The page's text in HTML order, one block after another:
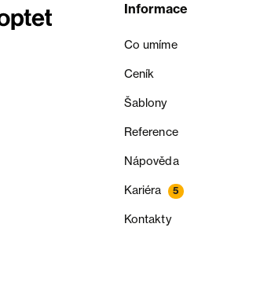
Informace
Co umíme
Ceník
Šablony
Reference
Nápověda
Kariéra 5
Kontakty